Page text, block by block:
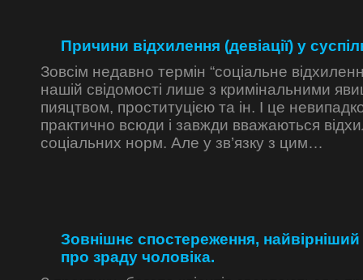
Причини відхилення (девіації) у
Зовсім недавно термін “соці­альне
нашій свідомості лише з кримінальними
пияцтвом, проститу­цією та ін. І це
практично всюди і зав­жди вважаються
соціальних норм. Але у зв’язку з цим…
Зовнішнє спостереження, найвірніший
про зраду чоловіка.